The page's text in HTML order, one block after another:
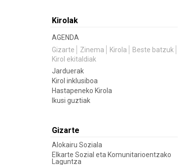
Kirolak
AGENDA
Gizarte
Zinema Kirola
Beste batzuk
Kirol ekitaldiak
Jarduerak
Kirol inklusiboa
Hastapeneko Kirola
Ikusi guztiak
Gizarte
Alokairu Soziala
Elkarte Sozial eta Komunitarioentzako
Laguntza